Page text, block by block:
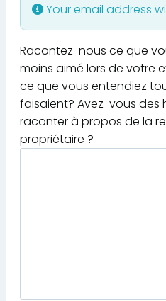
Your email address
Racontez-nous ce que
moins aimé lors de votre
ce que vous entendiez
faisaient? Avez-vous des
raconter à propos de la
propriétaire ?